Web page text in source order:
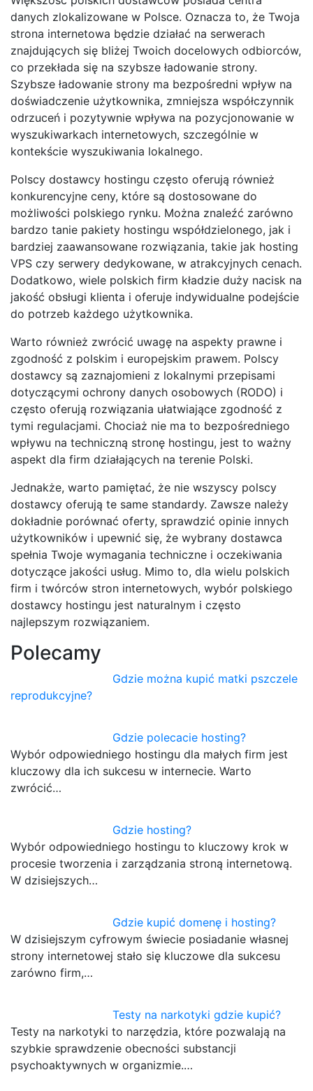
danych zlokalizowane w Polsce. Oznacza to, że Twoja
strona internetowa będzie działać na serwerach
znajdujących się bliżej Twoich docelowych odbiorców,
co przekłada się na szybsze ładowanie strony.
Szybsze ładowanie strony ma bezpośredni wpływ na
doświadczenie użytkownika, zmniejsza współczynnik
odrzuceń i pozytywnie wpływa na pozycjonowanie w
wyszukiwarkach internetowych, szczególnie w
kontekście wyszukiwania lokalnego.
Polscy dostawcy hostingu często oferują również
konkurencyjne ceny, które są dostosowane do
możliwości polskiego rynku. Można znaleźć zarówno
bardzo tanie pakiety hostingu współdzielonego, jak i
bardziej zaawansowane rozwiązania, takie jak hosting
VPS czy serwery dedykowane, w atrakcyjnych cenach.
Dodatkowo, wiele polskich firm kładzie duży nacisk na
jakość obsługi klienta i oferuje indywidualne podejście
do potrzeb każdego użytkownika.
Warto również zwrócić uwagę na aspekty prawne i
zgodność z polskim i europejskim prawem. Polscy
dostawcy są zaznajomieni z lokalnymi przepisami
dotyczącymi ochrony danych osobowych (RODO) i
często oferują rozwiązania ułatwiające zgodność z
tymi regulacjami. Chociaż nie ma to bezpośredniego
wpływu na techniczną stronę hostingu, jest to ważny
aspekt dla firm działających na terenie Polski.
Jednakże, warto pamiętać, że nie wszyscy polscy
dostawcy oferują te same standardy. Zawsze należy
dokładnie porównać oferty, sprawdzić opinie innych
użytkowników i upewnić się, że wybrany dostawca
spełnia Twoje wymagania techniczne i oczekiwania
dotyczące jakości usług. Mimo to, dla wielu polskich
firm i twórców stron internetowych, wybór polskiego
dostawcy hostingu jest naturalnym i często
najlepszym rozwiązaniem.
Polecamy
Gdzie można kupić matki pszczele
reprodukcyjne?
Gdzie polecacie hosting?
Wybór odpowiedniego hostingu dla małych firm jest
kluczowy dla ich sukcesu w internecie. Warto
zwrócić…
Gdzie hosting?
Wybór odpowiedniego hostingu to kluczowy krok w
procesie tworzenia i zarządzania stroną internetową.
W dzisiejszych…
Gdzie kupić domenę i hosting?
W dzisiejszym cyfrowym świecie posiadanie własnej
strony internetowej stało się kluczowe dla sukcesu
zarówno firm,…
Testy na narkotyki gdzie kupić?
Testy na narkotyki to narzędzia, które pozwalają na
szybkie sprawdzenie obecności substancji
psychoaktywnych w organizmie.…